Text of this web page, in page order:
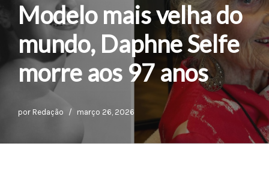
Modelo mais velha do
mundo, Daphne Selfe
morre aos 97 anos
por Redação março 26, 2026